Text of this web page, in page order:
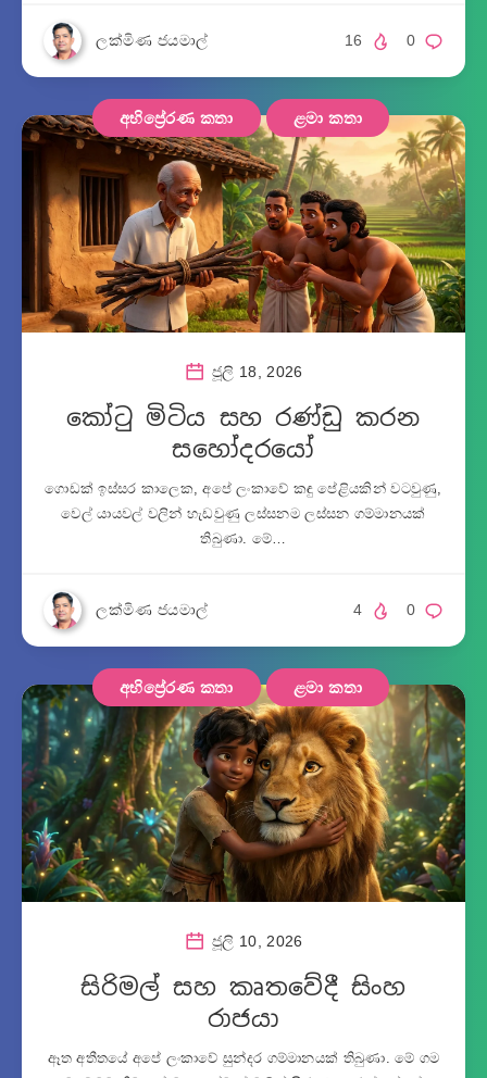
ලක්මිණ ජයමාල් 0
16
අභිප්‍රේරණ කතා ළමා කතා
ජූලි 18, 2026
කෝටු මිටිය සහ රණ්ඩු කරන
සහෝදරයෝ
ගොඩක් ඉස්සර කාලෙක, අපේ ලංකාවේ කඳු පේළියකින් වටවුණු,
වෙල් යායවල් වලින් හැඩවුණු ලස්සනම ලස්සන ගම්මානයක්
තිබුණා. මේ…
ලක්මිණ ජයමාල් 0
4
අභිප්‍රේරණ කතා ළමා කතා
ජූලි 10, 2026
සිරිමල් සහ කෘතවේදී සිංහ
රාජයා
ඈත අතීතයේ අපේ ලංකාවේ සුන්දර ගම්මානයක් තිබුණා. මේ ගම